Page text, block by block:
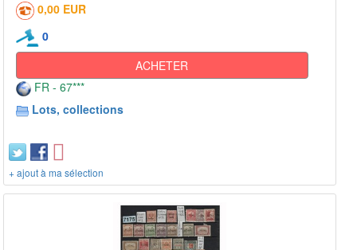
0,00 EUR
0
ACHETER
FR - 67***
Lots, collections
+ ajout à ma sélection